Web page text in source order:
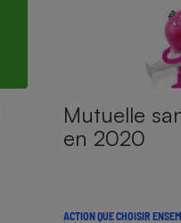
Mutuelle
en 2020
ACTION QUE CHOISIR